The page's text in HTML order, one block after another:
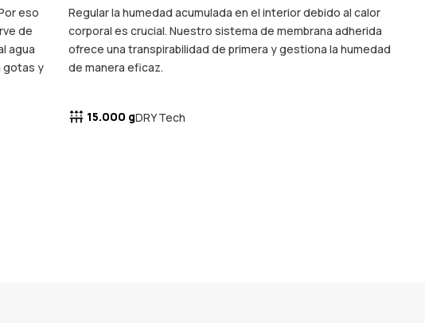
eso
de
agua
gotas y
Regular la humedad acumulada en el interior debido al calor
corporal es crucial. Nuestro sistema de membrana adherida
ofrece una transpirabilidad de primera y gestiona la humedad
de manera eficaz.
15.000 gDRY Tech